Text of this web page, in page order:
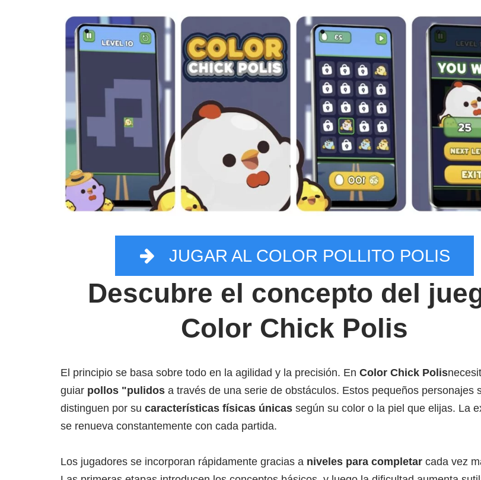
JUGAR AL COLOR POLLITO POLIS
Descubre el concepto del
Color Chick Polis
El principio se basa sobre todo en la agilidad y la precisión. En Color Chick Polis
guiar pollos "pulidos a través de una serie de obstáculos. Estos pequeños personajes
distinguen por su características físicas únicas según su color o la piel que elijas. La
se renueva constantemente con cada partida.
Los jugadores se incorporan rápidamente gracias a niveles para completar cada vez